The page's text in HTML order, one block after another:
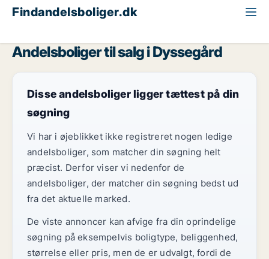
Findandelsboliger.dk
Andelsboliger til salg i Dyssegård
Disse andelsboliger ligger tættest på din
søgning
Vi har i øjeblikket ikke registreret nogen ledige
andelsboliger, som matcher din søgning helt
præcist. Derfor viser vi nedenfor de
andelsboliger, der matcher din søgning bedst ud
fra det aktuelle marked.
De viste annoncer kan afvige fra din oprindelige
søgning på eksempelvis boligtype, beliggenhed,
størrelse eller pris, men de er udvalgt, fordi de